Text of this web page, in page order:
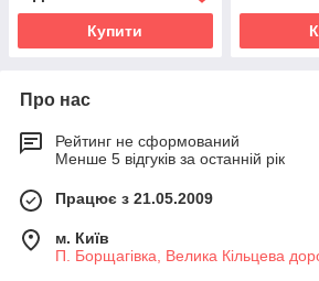
Купити
Про нас
Рейтинг не сформований
Менше 5 відгуків за останній рік
Працює з 21.05.2009
м. Київ
П. Борщагівка, Велика Кільцева